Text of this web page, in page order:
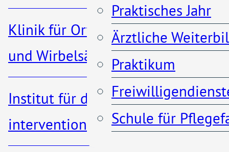
Klinik für Orthopädie, Unfall-
und Wirbelsäulenchirurgie
Institut für diagnostische und
interventionelle Radiologie
Praktisches Jahr
Ärztliche
Praktikum
Schule für
Informationen
Besuchszeiten
Patienteninformationen
Kontakt